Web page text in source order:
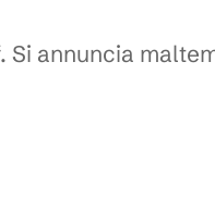
annuncia